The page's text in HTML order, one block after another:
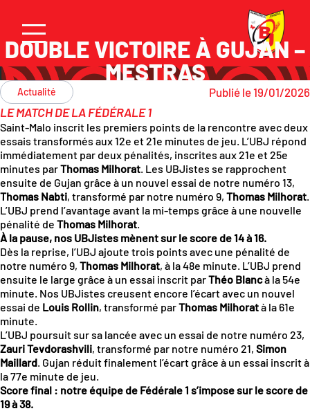
DOUBLE VICTOIRE À GUJAN –
MESTRAS
Actualité Publié le 19/01/2026
LE MATCH DE LA FÉDÉRALE 1
Saint-Malo inscrit les premiers points de la rencontre avec deux
essais transformés aux 12e et 21e minutes de jeu. L’UBJ répond
immédiatement par deux pénalités, inscrites aux 21e et 25e
minutes parThomas Milhorat. Les UBJistes se rapprochent
ensuite de Gujan grâce à un nouvel essai de notre numéro 13,
Thomas Nabti, transformé par notre numéro 9, Thomas Milhorat.
L’UBJ prend l’avantage avant la mi-temps grâce à une nouvelle
pénalité de Thomas Milhorat.
À la pause, nos UBJistes mènent sur le score de 14 à 16.
Dès la reprise, l’UBJ ajoute trois points avec une pénalité de
notre numéro 9, Thomas Milhorat, à la 48e minute. L’UBJ prend
ensuite le large grâce à un essai inscrit parThéo Blancà la 54e
minute. Nos UBJistes creusent encore l’écart avec un nouvel
essai de Louis Rollin, transformé parThomas Milhoratà la 61e
minute.
L’UBJ poursuit sur sa lancée avec un essai de notre numéro 23,
Zauri Tevdorashvili, transformé par notre numéro 21, Simon
Maillard. Gujan réduit finalement l’écart grâce à un essai inscrit à
la 77e minute de jeu.
Score final : notre équipe de Fédérale 1 s’impose sur le score de
19 à 38.